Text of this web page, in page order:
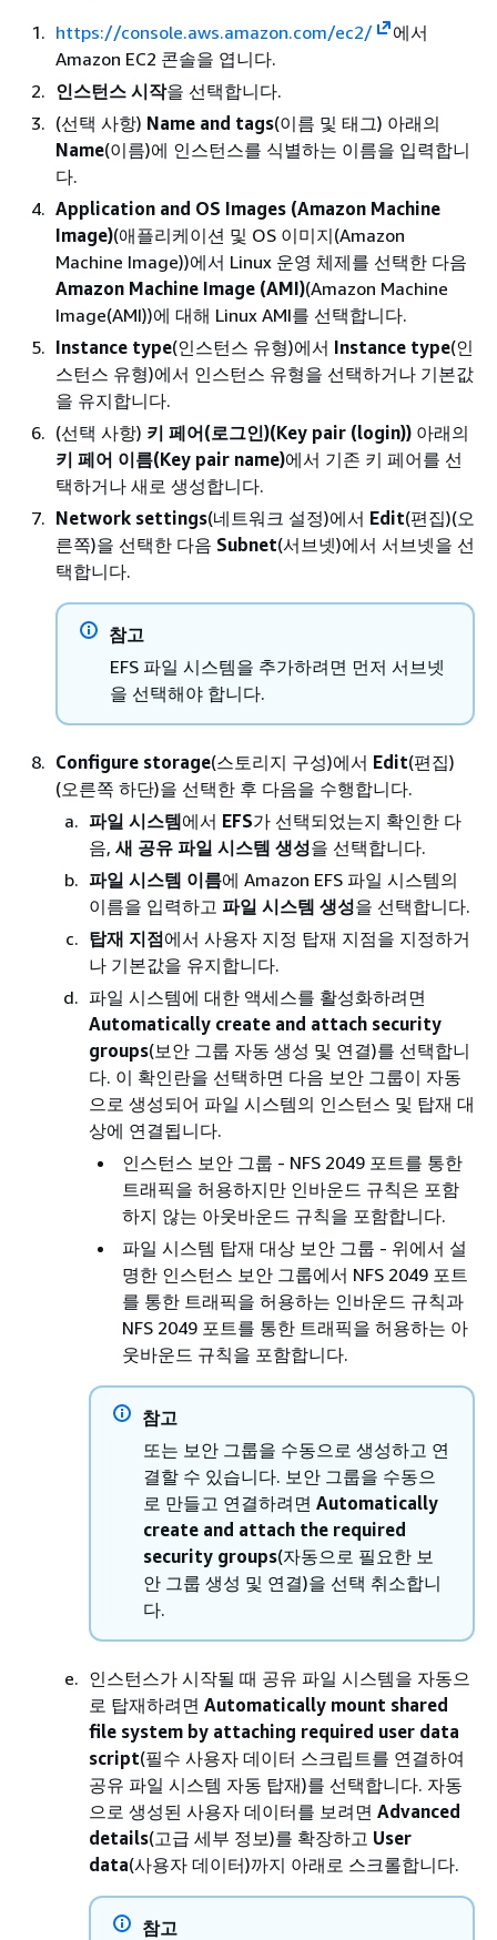
https://console.aws.amazon.com/ec2/
에서
Amazon EC2 콘솔을 엽니다.
인스턴스 시작을 선택합니다.
(선택 사항) Name and tags(이름 및 태그) 아래의
Name(이름)에 인스턴스를 식별하는 이름을 입력합니
다.
Application and OS Images (Amazon Machine
Image)(애플리케이션 및 OS 이미지(Amazon
Machine Image))에서 Linux 운영 체제를 선택한 다음
Amazon Machine Image (AMI)(Amazon Machine
Image(AMI))에 대해 Linux AMI를 선택합니다.
Instance type(인스턴스 유형)에서 Instance type(인
스턴스 유형)에서 인스턴스 유형을 선택하거나 기본값
을 유지합니다.
(선택 사항) 키 페어(로그인)(Key pair (login)) 아래의
키 페어 이름(Key pair name)에서 기존 키 페어를 선
택하거나 새로 생성합니다.
Network settings(네트워크 설정)에서 Edit(편집)(오
른쪽)을 선택한 다음 Subnet(서브넷)에서 서브넷을 선
택합니다.
참고
EFS 파일 시스템을 추가하려면 먼저 서브넷
을 선택해야 합니다.
Configure storage(스토리지 구성)에서 Edit(편집)
(오른쪽 하단)을 선택한 후 다음을 수행합니다.
파일 시스템에서 EFS가 선택되었는지 확인한 다
음, 새 공유 파일 시스템 생성을 선택합니다.
파일 시스템 이름에 Amazon EFS 파일 시스템의
이름을 입력하고 파일 시스템 생성을 선택합니다.
탑재 지점에서 사용자 지정 탑재 지점을 지정하거
나 기본값을 유지합니다.
파일 시스템에 대한 액세스를 활성화하려면
Automatically create and attach security
groups(보안 그룹 자동 생성 및 연결)를 선택합니
다. 이 확인란을 선택하면 다음 보안 그룹이 자동
으로 생성되어 파일 시스템의 인스턴스 및 탑재 대
상에 연결됩니다.
인스턴스 보안 그룹 - NFS 2049 포트를 통한
트래픽을 허용하지만 인바운드 규칙은 포함
하지 않는 아웃바운드 규칙을 포함합니다.
파일 시스템 탑재 대상 보안 그룹 - 위에서 설
명한 인스턴스 보안 그룹에서 NFS 2049 포트
를 통한 트래픽을 허용하는 인바운드 규칙과
NFS 2049 포트를 통한 트래픽을 허용하는 아
웃바운드 규칙을 포함합니다.
참고
또는 보안 그룹을 수동으로 생성하고 연
결할 수 있습니다. 보안 그룹을 수동으
로 만들고 연결하려면 Automatically
create and attach the required
security groups(자동으로 필요한 보
안 그룹 생성 및 연결)을 선택 취소합니
다.
인스턴스가 시작될 때 공유 파일 시스템을 자동으
로 탑재하려면 Automatically mount shared
file system by attaching required user data
script(필수 사용자 데이터 스크립트를 연결하여
공유 파일 시스템 자동 탑재)를 선택합니다. 자동
으로 생성된 사용자 데이터를 보려면 Advanced
details(고급 세부 정보)를 확장하고 User
data(사용자 데이터)까지 아래로 스크롤합니다.
참고